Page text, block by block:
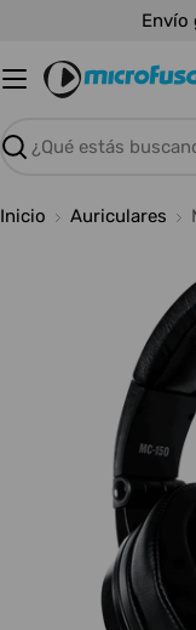
contenido
Envío
Buscar
Inicio Auriculares
medios 0 en modal